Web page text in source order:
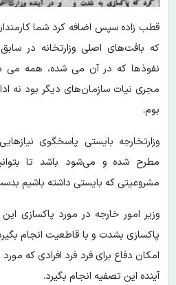
قطب زاده سپس اضافه کرد شما
که بافت‌های اصلی وزارتخانه در
نفوذها که در آن می شده، همه می
مجری نیات سازمان‌های دیگر بود نه
بوم.
وزارتخارجه بایستی پاسخگوی
مطرح شده و می‌شود باشد تا
مشروعیتی که بایستی داشته باشیم
وزیر امور خارجه در مورد پاکسازی
پاکسازی بشدت و با قاطعیت انجام
امکان دفاع برای فرد فرد افرادی که
آینده این تصفیه انجام بگیرد.